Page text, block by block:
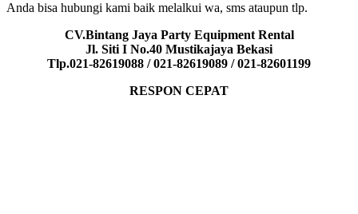
Anda bisa hubungi kami baik melalkui wa, sms ataupun tlp.
CV.Bintang Jaya Party Equipment Rental
Jl. Siti I No.40 Mustikajaya Bekasi
Tlp.021-82619088 / 021-82619089 / 021-82601199
RESPON CEPAT